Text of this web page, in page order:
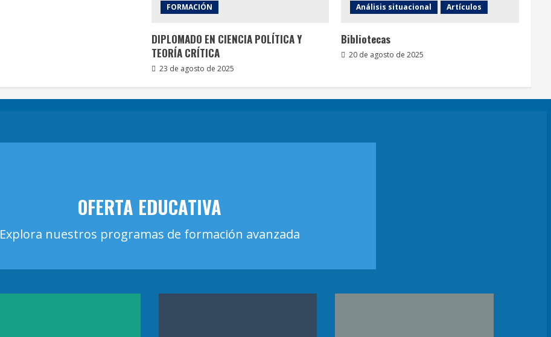
FORMACIÓN
DIPLOMADO EN CIENCIA POLÍTICA Y
TEORÍA CRÍTICA
23 de agosto de 2025
Análisis situacional Artículos
Bibliotecas
20 de agosto de 2025
OFERTA EDUCATIVA
Explora nuestros programas de formación avanzada